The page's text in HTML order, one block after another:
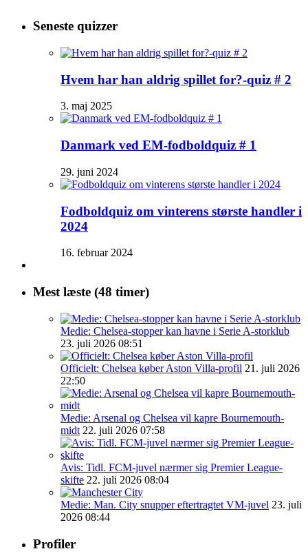
Seneste quizzer
Hvem har han aldrig spillet for?-quiz # 2
3. maj 2025
Danmark ved EM-fodboldquiz # 1
29. juni 2024
Fodboldquiz om vinterens største handler i
2024
16. februar 2024
Mest læste (48 timer)
Medie: Chelsea-stopper kan havne i Serie A-storklub
23. juli 2026 08:51
Officielt: Chelsea køber Aston Villa-profil 21. juli 2026
22:50
Medie: Arsenal og Chelsea vil kapre Bournemouth-
midt 22. juli 2026 07:58
Avis: Tidl. FCM-juvel nærmer sig Premier League-
skifte 22. juli 2026 08:04
Medie: Man. City snupper eftertragtet VM-juvel 23. juli
2026 08:44
Profiler